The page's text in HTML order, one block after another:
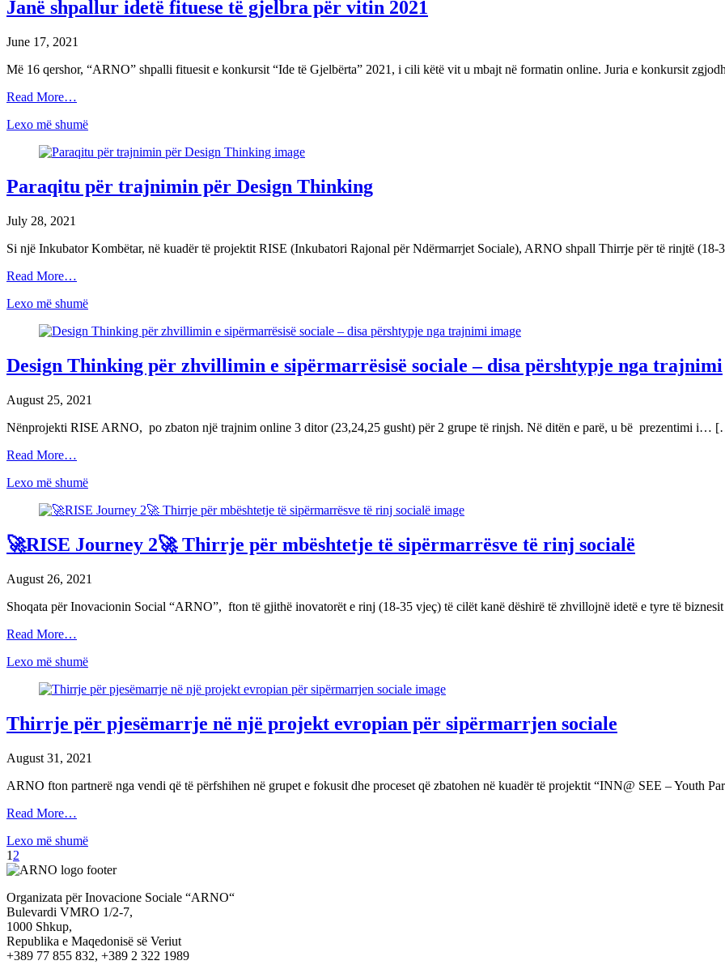
Janë shpallur idetë fituese të gjelbra për vitin 2021
June 17, 2021
Më 16 qershor, “ARNO” shpalli fituesit e konkursit “Ide të Gjelbërta” 2021, i cili këtë vit u mbajt në formatin online. Juria e konkursit
Read More…
Lexo më shumë
Paraqitu për trajnimin për Design Thinking
July 28, 2021
Si një Inkubator Kombëtar, në kuadër të projektit RISE (Inkubatori Rajonal për Ndërmarrjet Sociale), ARNO shpall Thirrje për të rinjtë
Read More…
Lexo më shumë
Design Thinking për zhvillimin e sipërmarrësisë sociale – disa përshtypje nga trajnimi
August 25, 2021
Nënprojekti RISE ARNO, po zbaton një trajnim online 3 ditor (23,24,25 gusht) për 2 grupe të rinjsh. Në ditën e parë, u bë prezentimi i…
Read More…
Lexo më shumë
🚀RISE Journey 2🚀 Thirrje për mbështetje të sipërmarrësve të rinj socialë
August 26, 2021
Shoqata për Inovacionin Social “ARNO”, fton të gjithë inovatorët e rinj (18-35 vjeç) të cilët kanë dëshirë të zhvillojnë idetë e tyre të
Read More…
Lexo më shumë
Thirrje për pjesëmarrje në një projekt evropian për sipërmarrjen sociale
August 31, 2021
ARNO fton partnerë nga vendi që të përfshihen në grupet e fokusit dhe proceset që zbatohen në kuadër të projektit “INN@ SEE – Youth
Read More…
Lexo më shumë
1 2
Organizata për Inovacione Sociale “ARNO“
Bulevardi VMRO 1/2-7,
1000 Shkup,
Republika e Maqedonisë së Veriut
+389 77 855 832, +389 2 322 1989